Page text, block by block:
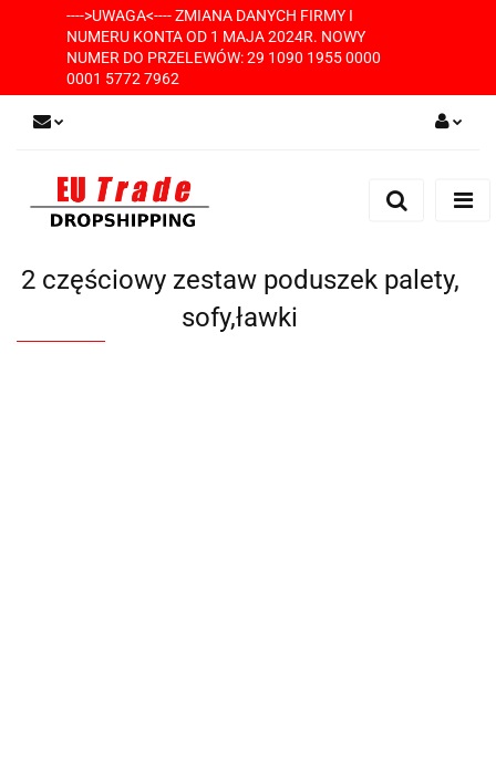
---->UWAGA<---- ZMIANA DANYCH FIRMY I
NUMERU KONTA OD 1 MAJA 2024R. NOWY
NUMER DO PRZELEWÓW: 29 1090 1955 0000
0001 5772 7962
Zarejestruj się
2 częściowy zestaw poduszek palety,
sofy,ławki